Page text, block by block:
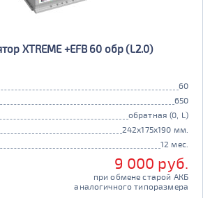
XTREME +EFB 60 обр (L2.0)
60
650
обратная (0, L)
242x175x190 мм.
12 мес.
9 000 руб.
при обмене старой АКБ
аналогичного типоразмера